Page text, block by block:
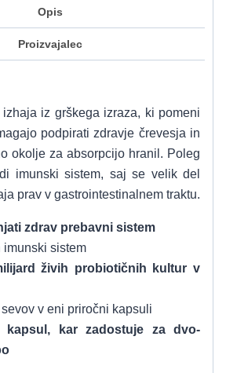
Opis
Proizvajalec
iz grškega izraza, ki pomeni
podpirati zdravje črevesja in
okolje za absorpcijo hranil. Poleg
imunski sistem, saj se velik del
prav v gastrointestinalnem traktu.
zdrav prebavni sistem
sistem
živih probiotičnih kultur v
v eni priročni kapsuli
kar zadostuje za dvo-